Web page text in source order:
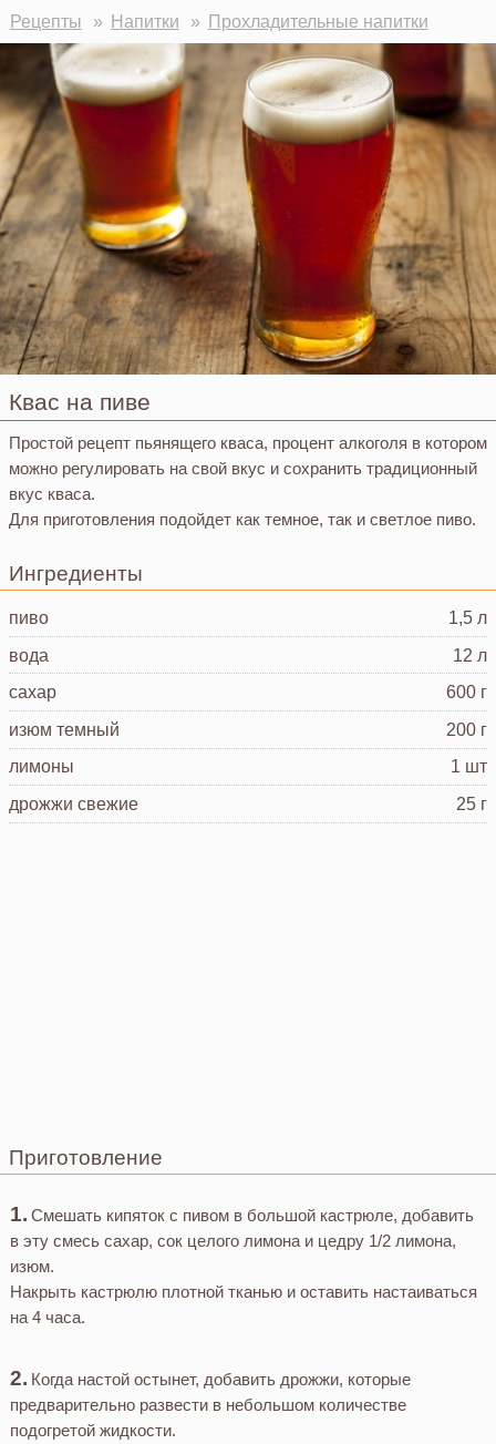
Рецепты Напитки Прохладительные напитки
Квас на пиве
Простой рецепт пьянящего кваса, процент алкоголя в котором
можно регулировать на свой вкус и сохранить традиционный
вкус кваса.
Для приготовления подойдет как темное, так и светлое пиво.
Ингредиенты
пиво
1,5 л
вода
12 л
сахар
600 г
изюм темный
200 г
лимоны
1 шт
дрожжи свежие
25 г
Приготовление
Смешать кипяток с пивом в большой кастрюле, добавить
в эту смесь сахар, сок целого лимона и цедру 1/2 лимона,
изюм.
Накрыть кастрюлю плотной тканью и оставить настаиваться
на 4 часа.
Когда настой остынет, добавить дрожжи, которые
предварительно развести в небольшом количестве
подогретой жидкости.